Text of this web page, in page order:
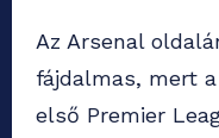
Az Arsenal
fájdalmas, mert
első Premier